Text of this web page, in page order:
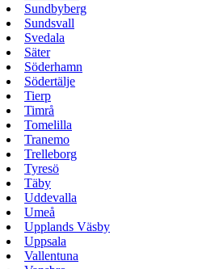
Sundbyberg
Sundsvall
Svedala
Säter
Söderhamn
Södertälje
Tierp
Timrå
Tomelilla
Tranemo
Trelleborg
Tyresö
Täby
Uddevalla
Umeå
Upplands Väsby
Uppsala
Vallentuna